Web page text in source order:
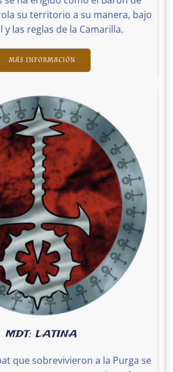
su territorio a su manera, bajo
y las reglas de la Camarilla.
MÁS INFORMACIÓN
MDT: LATINA
que sobrevivieron a la Purga se